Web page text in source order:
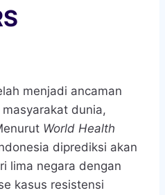
menjadi ancaman
dunia,
World Health
diprediksi akan
lima negara dengan
kasus resistensi